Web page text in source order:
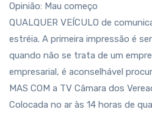
Opinião: Mau começo
QUALQUER VEÍCULO de
estréia. A primeira impressão é
quando não se trata de um
empresarial, é aconselhável
MAS COM a TV Câmara dos
Colocada no ar às 14 horas de